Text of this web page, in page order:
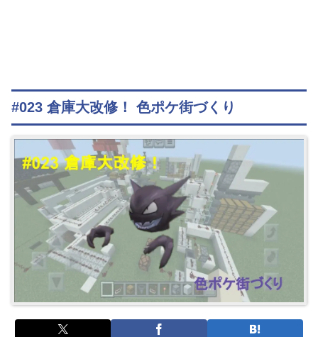
#023 倉庫大改修！ 色ポケ街づくり